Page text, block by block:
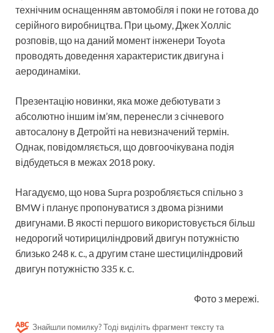
технічним оснащенням автомобіля і поки не готова до
серійного виробництва. При цьому, Джек Холліс
розповів, що на даний момент інженери Toyota
проводять доведення характеристик двигуна і
аеродинаміки.
Презентацію новинки, яка може дебютувати з
абсолютно іншим ім’ям, перенесли з січневого
автосалону в Детройті на невизначений термін.
Однак, повідомляється, що довгоочікувана подія
відбудеться в межах 2018 року.
Нагадуємо, що нова Supra розробляється спільно з
BMW і планує пропонуватися з двома різними
двигунами. В якості першого використовується більш
недорогий чотирициліндровий двигун потужністю
близько 248 к. с., а другим стане шестициліндровий
двигун потужністю 335 к. с.
Фото з мережі.
Знайшли помилку? Тоді виділіть фрагмент тексту та